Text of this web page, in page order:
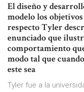
El diseño y
modelo los
respecto Tyler
enunciado que
comportamiento
modo tal que
este sea
Tyler fue a la